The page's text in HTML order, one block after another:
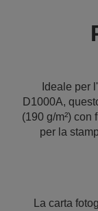
Ideale per
D1000A,
(190 g/m²)
per la
La carta